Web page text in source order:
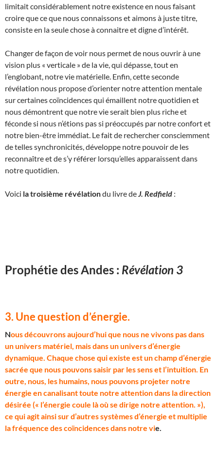
limitait considérablement notre existence en nous faisant
croire que ce que nous connaissons et aimons à juste titre,
consiste en la seule chose à connaitre et digne d’intérêt.
Changer de façon de voir nous permet de nous ouvrir à une
vision plus « verticale » de la vie, qui dépasse, tout en
l’englobant, notre vie matérielle. Enfin, cette seconde
révélation nous propose d’orienter notre attention mentale
sur certaines coïncidences qui émaillent notre quotidien et
nous démontrent que notre vie serait bien plus riche et
féconde si nous n’étions pas si préoccupés par notre confort et
notre bien-être immédiat. Le fait de rechercher consciemment
de telles synchronicités, développe notre pouvoir de les
reconnaître et de s’y référer lorsqu’elles apparaissent dans
notre quotidien.
Voici la troisième révélationdu livre de J. Redfield :
Prophétie des Andes : Révélation 3
3. Une question d’énergie.
Nous découvrons aujourd’hui que nous ne vivons pas dans
un univers matériel, mais dans un univers d’énergie
dynamique. Chaque chose qui existe est un champ d’énergie
sacrée que nous pouvons saisir par les sens et l’intuition. En
outre, nous, les humains, nous pouvons projeter notre
énergie en canalisant toute notre attention dans la direction
désirée (« l’énergie coule là où se dirige notre attention. »),
ce qui agit ainsi sur d’autres systèmes d’énergie et multiplie
la fréquence des coïncidences dans notre vie.